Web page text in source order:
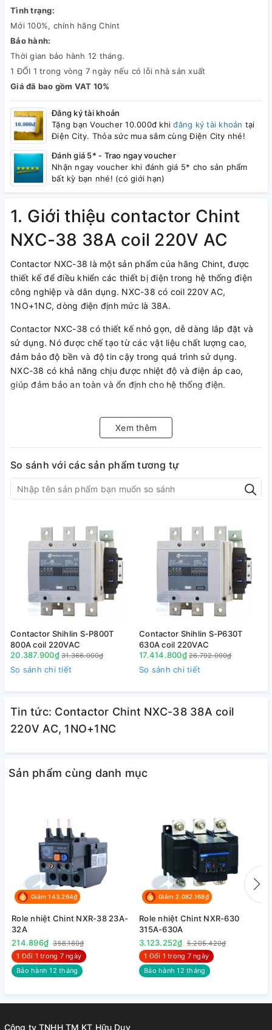
Tình trạng:
Mới 100%, chính hãng Chint
Bảo hành:
Thời gian bảo hành 12 tháng.
1 ĐỔI 1 trong vòng 7 ngày nếu có lỗi nhà sản xuất
Giá đã bao gồm VAT 10%
Đăng ký tài khoản
Tặng bạn Voucher 10.000đ khiđăng ký tài khoản tại
Điện City. Thỏa sức mua sắm cùng Điện City nhé!
Đánh giá 5* - Trao ngay voucher
Nhận ngay voucher khi đánh giá 5* cho sản phẩm
bất kỳ bạn nhé! (có giới hạn)
1. Giới thiệu contactor Chint
NXC-38 38A coil 220V AC
Contactor NXC-38 là một sản phẩm của hãng Chint, được
thiết kế để điều khiển các thiết bị điện trong hệ thống điện
công nghiệp và dân dụng. NXC-38 có coil 220V AC,
1NO+1NC, dòng điện định mức là 38A.
Contactor NXC-38 có thiết kế nhỏ gọn, dễ dàng lắp đặt và
sử dụng. Nó được chế tạo từ các vật liệu chất lượng cao,
đảm bảo độ bền và độ tin cậy trong quá trình sử dụng.
NXC-38 có khả năng chịu được nhiệt độ và điện áp cao,
giúp đảm bảo an toàn và ổn định cho hệ thống điện.
được số lần bật tắt cao, giúp kéo dài tuổi thọ của sản phẩm.
Ngoài ra, NXC-38 còn có khả năng chống ẩm và chống bụi,
đảm bảo an toàn cho người sử dụng.
Xem thêm
So sánh với các sản phẩm tương tự
Contactor Shihlin S-P800T
800A coil 220VAC
20.387.900₫ 31.366.000₫
So sánh chi tiết
Contactor Shihlin S-P630T
630A coil 220VAC
17.414.800₫ 26.792.000₫
So sánh chi tiết
Tin tức: Contactor Chint NXC-38 38A coil
220V AC, 1NO+1NC
Sản phẩm cùng danh mục
Giảm 143.264₫
Role nhiệt Chint NXR-38 23A-
32A
214.896₫ 358.160₫
1 Đổi 1 trong 7 ngày
Bảo hành 12 tháng
Giảm 2.082.168₫
Role nhiệt Chint NXR-630
315A-630A
3.123.252₫ 5.205.420₫
1 Đổi 1 trong 7 ngày
Bảo hành 12 tháng
Công ty TNHH TM KT Hữu Duy